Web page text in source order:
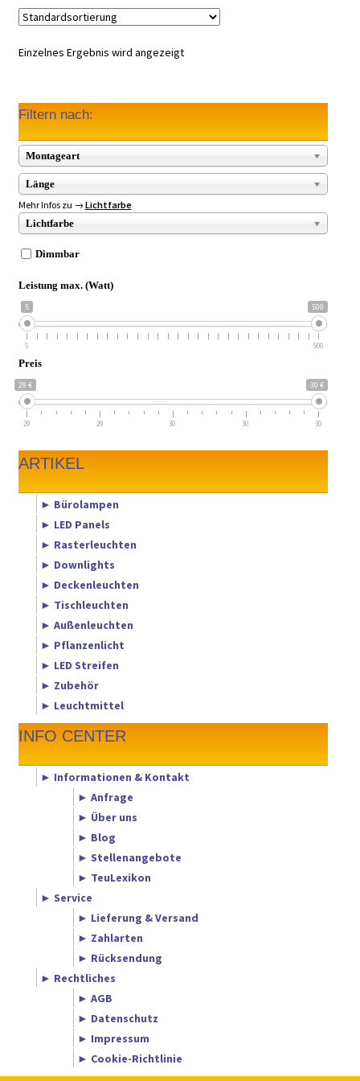
Einzelnes Ergebnis wird angezeigt
Filtern nach:
Montageart
Länge
Mehr Infos zu → Lichtfarbe
Lichtfarbe
Dimmbar
Leistung max. (Watt)
5 500
5 500
Preis
29 € 30 €
29 29 30 30 30
ARTIKEL
► Bürolampen
► LED Panels
► Rasterleuchten
► Downlights
► Deckenleuchten
► Tischleuchten
► Außenleuchten
► Pflanzenlicht
► LED Streifen
► Zubehör
► Leuchtmittel
INFO CENTER
► Informationen & Kontakt
► Anfrage
► Über uns
► Blog
► Stellenangebote
► TeuLexikon
► Service
► Lieferung & Versand
► Zahlarten
► Rücksendung
► Rechtliches
► AGB
► Datenschutz
► Impressum
► Cookie-Richtlinie